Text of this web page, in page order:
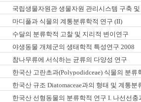
국립생물자원관 생물자원 관리시스템 구축
마디풀과 식물의 계통분류학적 연구 (II)
수달의 분류학적 고찰 및 지리적 변이연구
야생동물 개체군의 생태학적 특성연구 2008
참나무류에 서식하는 균류의 다양성 연구
한국산 고란초과(Polypodidceae) 식물의 분류
한국산 규조 Diatomaceae과의 형태 및 계통분
한국산 선형동물의 분류학적 연구 I. 나선선충